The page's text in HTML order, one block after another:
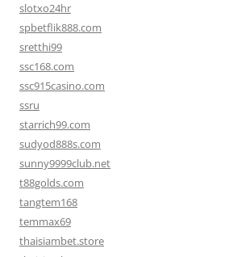
slotxo24hr
spbetflik888.com
sretthi99
ssc168.com
ssc915casino.com
ssru
starrich99.com
sudyod888s.com
sunny9999club.net
t88golds.com
tangtem168
temmax69
thaisiambet.store